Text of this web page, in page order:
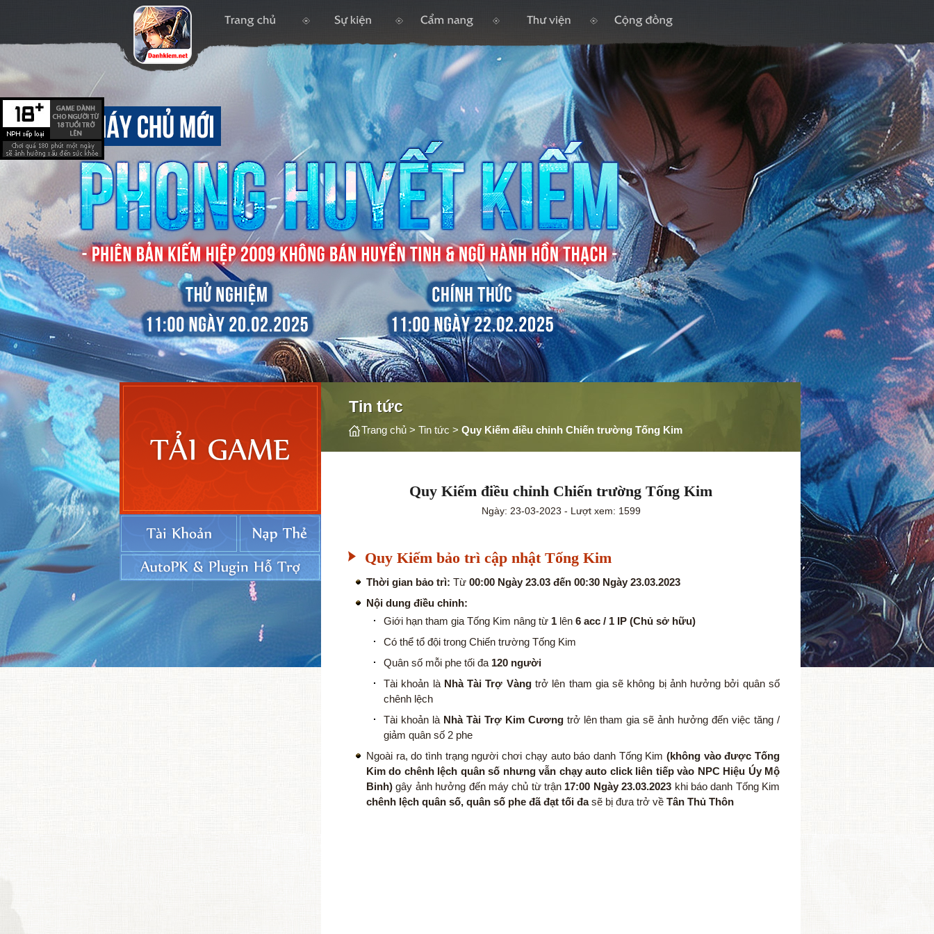
Tin tức
Trang chủ > Tin tức > Quy Kiếm điều chỉnh Chiến trường Tống Kim
Quy Kiếm điều chỉnh Chiến trường Tống Kim
Ngày: 23-03-2023 - Lượt xem: 1599
Quy Kiếm bảo trì cập nhật Tống Kim
Thời gian bảo trì: Từ 00:00 Ngày 23.03 đến 00:30 Ngày 23.03.2023
Nội dung điều chỉnh:
Giới hạn tham gia Tống Kim nâng từ 1 lên 6 acc / 1 IP (Chủ sở hữu)
Có thể tổ đội trong Chiến trường Tống Kim
Quân số mỗi phe tối đa 120 người
Tài khoản là Nhà Tài Trợ Vàngtrở lên tham gia sẽ không bị ảnh hưởng bởi quân số
chênh lệch
Tài khoản là Nhà Tài Trợ Kim Cươngtrở lên tham gia sẽ ảnh hưởng đến việc tăng /
giảm quân số 2 phe
Ngoài ra, do tình trạng người chơi chạy auto báo danh Tống Kim (không vào được Tống
Kim do chênh lệch quân số nhưng vẫn chạy auto click liên tiếp vào NPC Hiệu Úy Mộ
Binh) gây ảnh hưởng đến máy chủ từ trận 17:00 Ngày 23.03.2023 khi báo danh Tống Kim
chênh lệch quân số, quân số phe đã đạt tối đasẽ bị đưa trở về Tân Thủ Thôn